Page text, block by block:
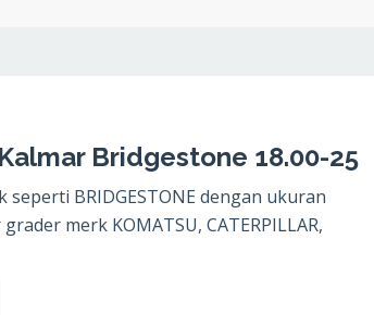
Bridgestone 18.00-25
BRIDGESTONE dengan ukuran
merk KOMATSU, CATERPILLAR,